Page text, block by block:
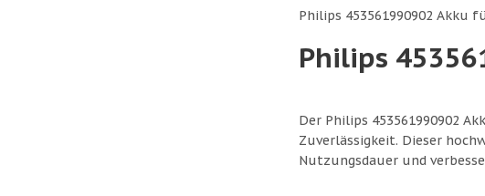
Philips 453561990902 Akku
Philips
Der Philips 453561990902
Zuverlässigkeit. Dieser
Nutzungsdauer und